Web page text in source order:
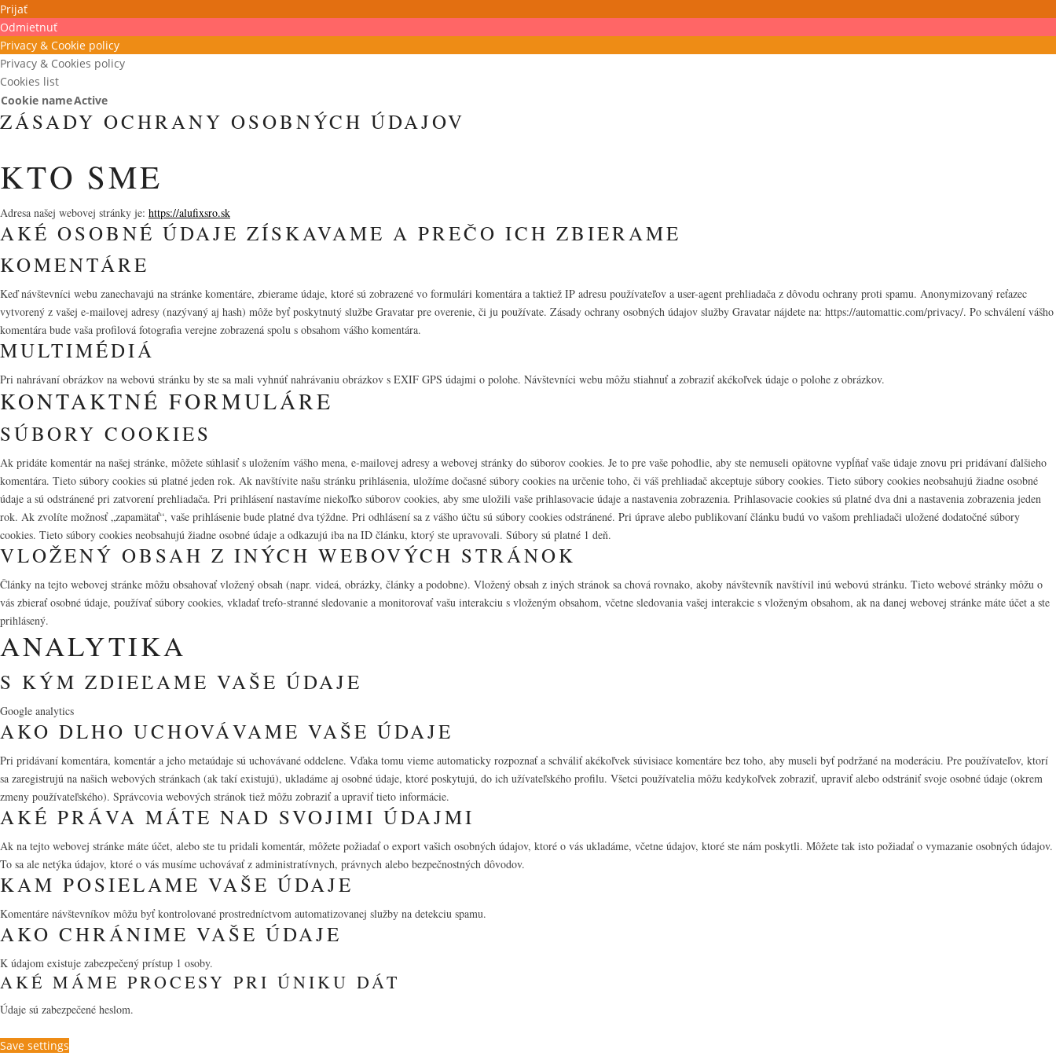
Prijať
Odmietnuť
Privacy & Cookie policy
Privacy & Cookies policy
Cookies list
Cookie nameActive
ZÁSADY OCHRANY OSOBNÝCH ÚDAJOV
KTO SME
Adresa našej webovej stránky je: https://alufixsro.sk
AKÉ OSOBNÉ ÚDAJE ZÍSKAVAME A PREČO ICH ZBIERAME
KOMENTÁRE
Keď návštevníci webu zanechavajú na stránke komentáre, zbierame údaje, ktoré sú zobrazené vo formulári komentára a taktiež IP adresu používateľov a user-agent prehliadača z dôvodu ochrany proti spamu. Anonymizovaný reťazec
vytvorený z vašej e-mailovej adresy (nazývaný aj hash) môže byť poskytnutý službe Gravatar pre overenie, či ju používate. Zásady ochrany osobných údajov služby Gravatar nájdete na: https://automattic.com/privacy/. Po schválení vášho
komentára bude vaša profilová fotografia verejne zobrazená spolu s obsahom vášho komentára.
MULTIMÉDIÁ
Pri nahrávaní obrázkov na webovú stránku by ste sa mali vyhnúť nahrávaniu obrázkov s EXIF GPS údajmi o polohe. Návštevníci webu môžu stiahnuť a zobraziť akékoľvek údaje o polohe z obrázkov.
KONTAKTNÉ FORMULÁRE
SÚBORY COOKIES
Ak pridáte komentár na našej stránke, môžete súhlasiť s uložením vášho mena, e-mailovej adresy a webovej stránky do súborov cookies. Je to pre vaše pohodlie, aby ste nemuseli opätovne vypĺňať vaše údaje znovu pri pridávaní ďalšieho
komentára. Tieto súbory cookies sú platné jeden rok. Ak navštívite našu stránku prihlásenia, uložíme dočasné súbory cookies na určenie toho, či váš prehliadač akceptuje súbory cookies. Tieto súbory cookies neobsahujú žiadne osobné
údaje a sú odstránené pri zatvorení prehliadača. Pri prihlásení nastavíme niekoľko súborov cookies, aby sme uložili vaše prihlasovacie údaje a nastavenia zobrazenia. Prihlasovacie cookies sú platné dva dni a nastavenia zobrazenia jeden
rok. Ak zvolíte možnosť „zapamätať“, vaše prihlásenie bude platné dva týždne. Pri odhlásení sa z vášho účtu sú súbory cookies odstránené. Pri úprave alebo publikovaní článku budú vo vašom prehliadači uložené dodatočné súbory
cookies. Tieto súbory cookies neobsahujú žiadne osobné údaje a odkazujú iba na ID článku, ktorý ste upravovali. Súbory sú platné 1 deň.
VLOŽENÝ OBSAH Z INÝCH WEBOVÝCH STRÁNOK
Články na tejto webovej stránke môžu obsahovať vložený obsah (napr. videá, obrázky, články a podobne). Vložený obsah z iných stránok sa chová rovnako, akoby návštevník navštívil inú webovú stránku. Tieto webové stránky môžu o
vás zbierať osobné údaje, používať súbory cookies, vkladať treťo-stranné sledovanie a monitorovať vašu interakciu s vloženým obsahom, včetne sledovania vašej interakcie s vloženým obsahom, ak na danej webovej stránke máte účet a ste
prihlásený.
ANALYTIKA
S KÝM ZDIEĽAME VAŠE ÚDAJE
Google analytics
AKO DLHO UCHOVÁVAME VAŠE ÚDAJE
Pri pridávaní komentára, komentár a jeho metaúdaje sú uchovávané oddelene. Vďaka tomu vieme automaticky rozpoznať a schváliť akékoľvek súvisiace komentáre bez toho, aby museli byť podržané na moderáciu. Pre používateľov, ktorí
sa zaregistrujú na našich webových stránkach (ak takí existujú), ukladáme aj osobné údaje, ktoré poskytujú, do ich užívateľského profilu. Všetci používatelia môžu kedykoľvek zobraziť, upraviť alebo odstrániť svoje osobné údaje (okrem
zmeny používateľského). Správcovia webových stránok tiež môžu zobraziť a upraviť tieto informácie.
AKÉ PRÁVA MÁTE NAD SVOJIMI ÚDAJMI
Ak na tejto webovej stránke máte účet, alebo ste tu pridali komentár, môžete požiadať o export vašich osobných údajov, ktoré o vás ukladáme, včetne údajov, ktoré ste nám poskytli. Môžete tak isto požiadať o vymazanie osobných údajov.
To sa ale netýka údajov, ktoré o vás musíme uchovávať z administratívnych, právnych alebo bezpečnostných dôvodov.
KAM POSIELAME VAŠE ÚDAJE
Komentáre návštevníkov môžu byť kontrolované prostredníctvom automatizovanej služby na detekciu spamu.
AKO CHRÁNIME VAŠE ÚDAJE
K údajom existuje zabezpečený prístup 1 osoby.
AKÉ MÁME PROCESY PRI ÚNIKU DÁT
Údaje sú zabezpečené heslom.
Save settings